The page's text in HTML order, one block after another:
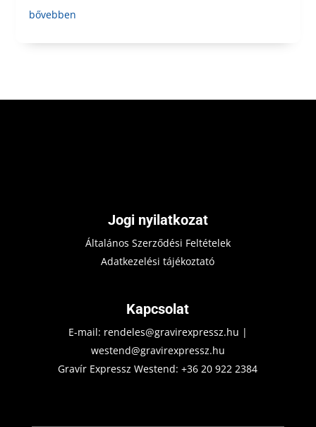
bővebben
Jogi nyilatkozat
Általános Szerződési Feltételek
Adatkezelési tájékoztató
Kapcsolat
E-mail: rendeles@gravirexpressz.hu |
westend@gravirexpressz.hu
Gravír Expressz Westend:+36 20 922 2384